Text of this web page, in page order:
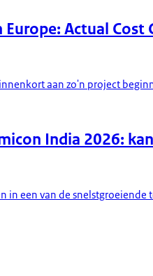
Actual Cost
aan zo'n project
India 2026:
een van de